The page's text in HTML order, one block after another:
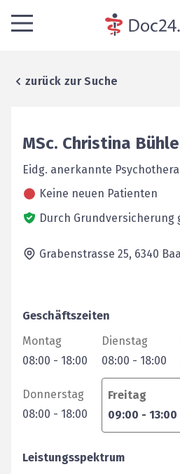
zurück zur Suche
MSc. Christina
Eidg. anerkannte
Keine neuen Patienten
Durch Grundversicherung
Grabenstrasse 25, 6340
Geschäftszeiten
Montag
08:00 - 18:00
Dienstag
08:00 - 18:00
Donnerstag
08:00 - 18:00
Freitag
09:00 - 13:00
Leistungsspektrum